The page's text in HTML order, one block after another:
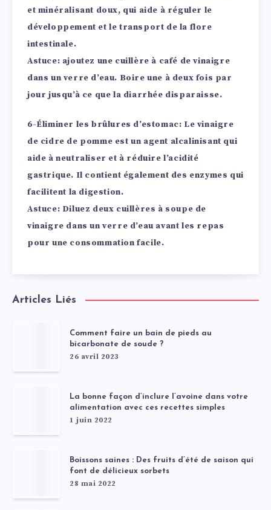
et minéralisant doux, qui aide à réguler le
développement et le transport de la flore
intestinale.
Astuce: ajoutez une cuillère à café de vinaigre
dans un verre d’eau. Boire une à deux fois par
jour jusqu’à ce que la diarrhée disparaisse.
6-Éliminer les brûlures d’estomac: Le vinaigre
de cidre de pomme est un agent alcalinisant qui
aide à neutraliser et à réduire l’acidité
gastrique. Il contient également des enzymes qui
facilitent la digestion.
Astuce: Diluez deux cuillères à soupe de
vinaigre dans un verre d’eau avant les repas
pour une consommation facile.
Articles Liés
Comment faire un bain de pieds au
bicarbonate de soude ?
26 avril 2023
La bonne façon d’inclure l’avoine dans votre
alimentation avec ces recettes simples
1 juin 2022
Boissons saines : Des fruits d’été de saison qui
font de délicieux sorbets
28 mai 2022